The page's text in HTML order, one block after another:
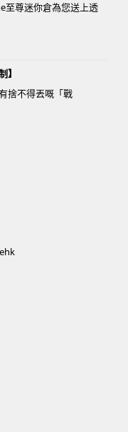
至尊迷你倉為您送上透
】
捨不得丟嘅「戰